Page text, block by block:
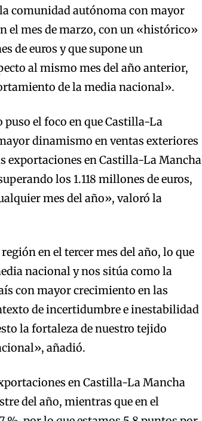
comunidad autónoma con mayor
el mes de marzo, con un «histórico»
de euros y que supone un
al mismo mes del año anterior,
de la media nacional».
el foco en que Castilla-La
dinamismo en ventas exteriores
exportaciones en Castilla-La Mancha
los 1.118 millones de euros,
mes del año», valoró la
en el tercer mes del año, lo que
nacional y nos sitúa como la
con mayor crecimiento en las
de incertidumbre e inestabilidad
la fortaleza de nuestro tejido
añadió.
en Castilla-La Mancha
del año, mientras que en el